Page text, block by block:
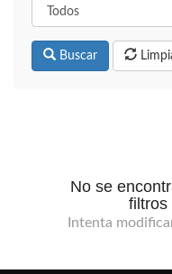
Buscar
No se
filtros
Intenta